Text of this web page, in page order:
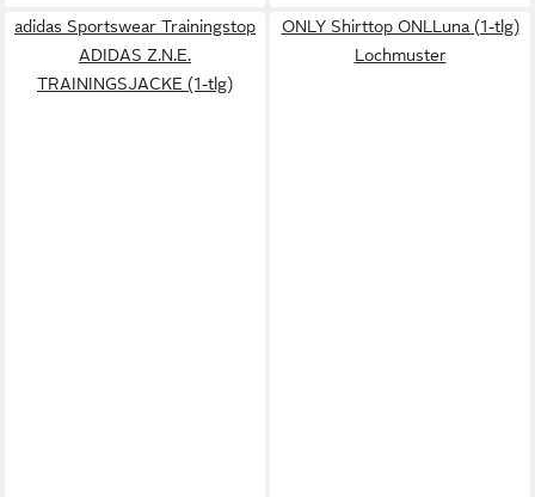
adidas Sportswear Trainingstop
ADIDAS Z.N.E.
TRAININGSJACKE (1-tlg)
ONLY Shirttop ONLLuna (1-tlg)
Lochmuster